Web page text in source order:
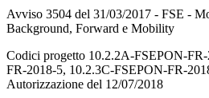
Avviso 3504 del 31/03/2017 - FSE -
Background, Forward e Mobility
Codici progetto 10.2.2A-FSEPON-
FR-2018-5, 10.2.3C-FSEPON-FR-
Autorizzazione del 12/07/2018